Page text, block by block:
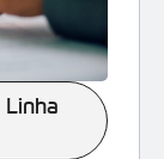
Linha